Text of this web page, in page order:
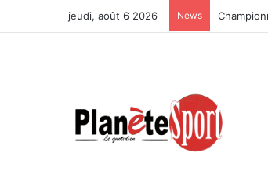
jeudi, août 6 2026 News